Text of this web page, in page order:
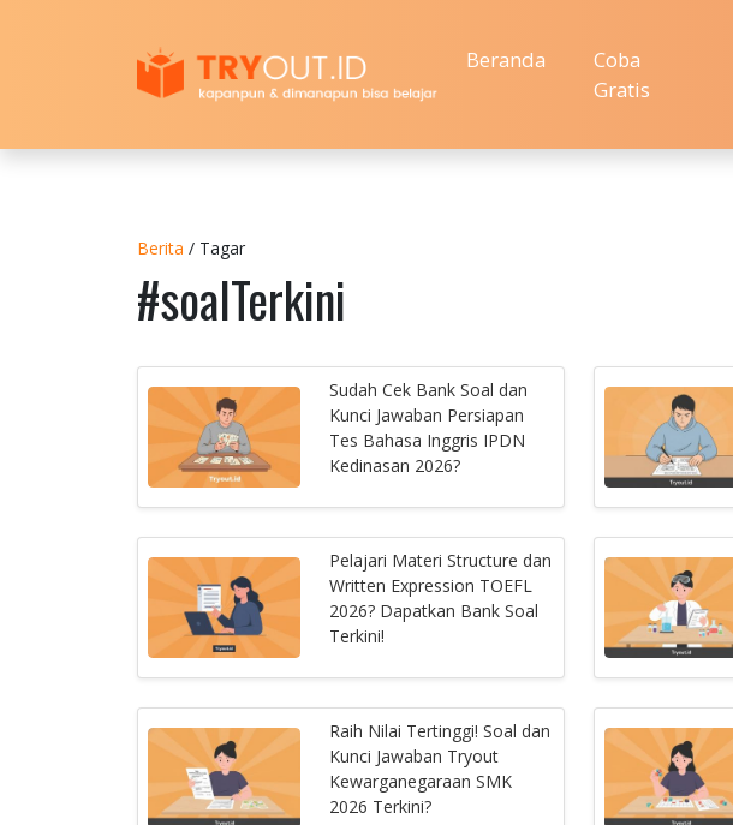
Beranda
Coba
Gratis
Berita / Tagar
#soalTerkini
Sudah Cek Bank Soal dan
Kunci Jawaban Persiapan
Tes Bahasa Inggris IPDN
Kedinasan 2026?
Pelajari Materi Structure dan
Written Expression TOEFL
2026? Dapatkan Bank Soal
Terkini!
Raih Nilai Tertinggi! Soal dan
Kunci Jawaban Tryout
Kewarganegaraan SMK
2026 Terkini?